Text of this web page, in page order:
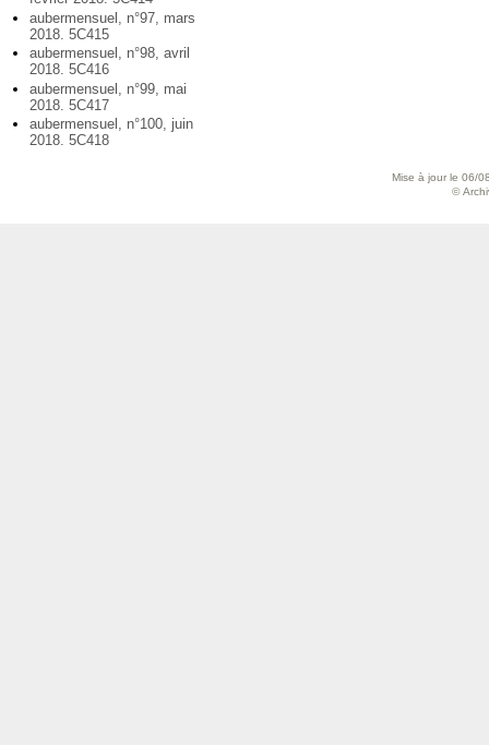
aubermensuel, n°97, mars
2018. 5C415
aubermensuel, n°98, avril
2018. 5C416
aubermensuel, n°99, mai
2018. 5C417
aubermensuel, n°100, juin
2018. 5C418
Mise à jour le 06/
©